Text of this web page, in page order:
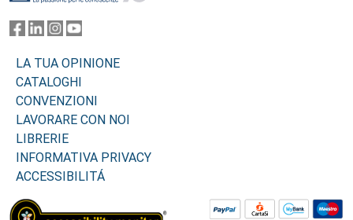
LA TUA OPINIONE
CATALOGHI
CONVENZIONI
LAVORARE CON NOI
LIBRERIE
INFORMATIVA PRIVACY
ACCESSIBILITÁ